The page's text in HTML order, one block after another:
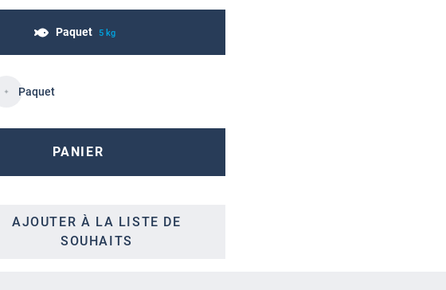
Paquet 5 kg
Paquet
PANIER
AJOUTER À LA LISTE DE
SOUHAITS